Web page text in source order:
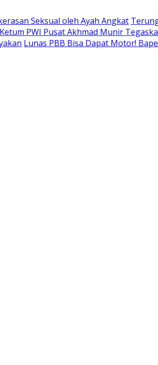
Seksual oleh Ayah Angkat
Ketum PWI Pusat Akhmad Munir
Lunas PBB Bisa Dapat Motor!